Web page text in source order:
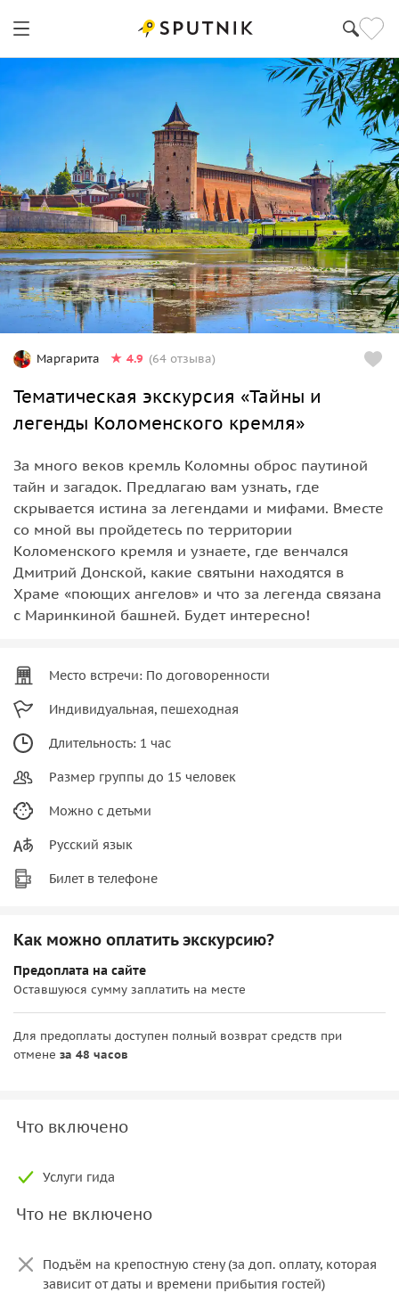
Маргарита 4.9 (64 отзыва)
Тематическая экскурсия «Тайны и
легенды Коломенского кремля»
За много веков кремль Коломны оброс паутиной
тайн и загадок. Предлагаю вам узнать, где
скрывается истина за легендами и мифами. Вместе
со мной вы пройдетесь по территории
Коломенского кремля и узнаете, где венчался
Дмитрий Донской, какие святыни находятся в
Храме «поющих ангелов» и что за легенда связана
с Маринкиной башней. Будет интересно!
Место встречи: По договоренности
Индивидуальная, пешеходная
Длительность: 1 час
Размер группы до 15 человек
Можно с детьми
Русский язык
Билет в телефоне
Как можно оплатить экскурсию?
Предоплата на сайте
Оставшуюся сумму заплатить на месте
Для предоплаты доступен полный возврат средств при
отмене за 48 часов
Что включено
Услуги гида
Что не включено
Подъём на крепостную стену (за доп. оплату, которая
зависит от даты и времени прибытия гостей)